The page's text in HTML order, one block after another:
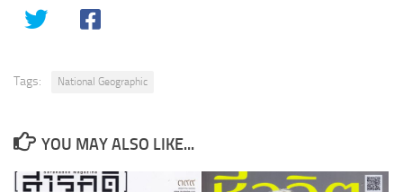
Tags: National Geographic
YOU MAY ALSO LIKE...